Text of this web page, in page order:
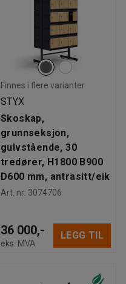
Finnes i flere varianter
STYX
Skoskap,
grunnseksjon,
gulvstående, 30
tredører, H1800 B900
D600 mm, antrasitt/eik
Art. nr: 3074706
36 000,-
eks. MVA
LEGG TIL